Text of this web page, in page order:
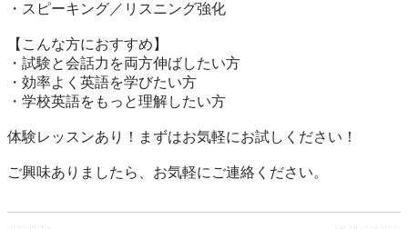
・スピーキング／リスニング強化
【こんな方におすすめ】
・試験と会話力を両方伸ばしたい方
・効率よく英語を学びたい方
・学校英語をもっと理解したい方
体験レッスンあり！まずはお気軽にお試しください！
ご興味ありましたら、お気軽にご連絡ください。